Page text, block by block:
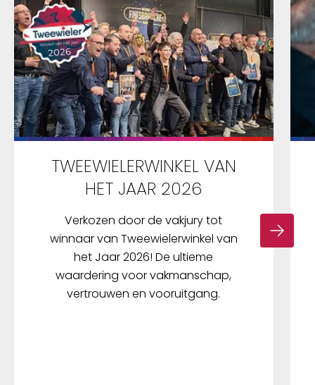
TWEEWIELERWINKEL VAN
HET JAAR 2026
Verkozen door de vakjury tot
winnaar van Tweewielerwinkel van
het Jaar 2026! De ultieme
waardering voor vakmanschap,
vertrouwen en vooruitgang.